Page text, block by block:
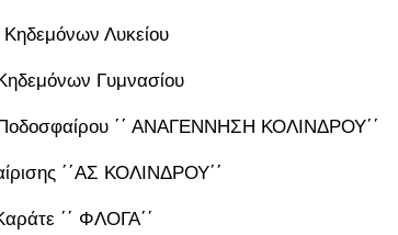
Λυκείου
Γυμνασίου
Ποδοσφαίρου ΄΄ ΑΝΑΓΕΝΝΗΣΗ ΚΟΛΙΝΔΡΟΥ΄΄
΄΄ΑΣ ΚΟΛΙΝΔΡΟΥ΄΄
΄΄ ΦΛΟΓΑ΄΄